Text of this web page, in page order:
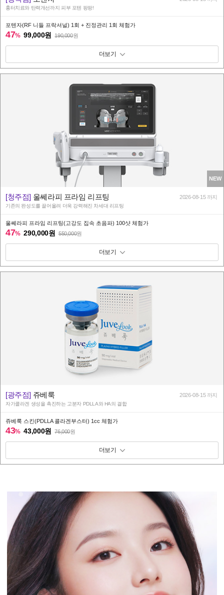
흉터치료와 탄력개선까지 피부 포텐 팡팡!
포텐자(RF 니들 프락셔널) 1회 + 진정관리 1회 체험가
47% 99,000원 190,000원
패키지 보기 토글
NEW
[청주점] 울쎄라피 프라임 리프팅 2026-08-15 까지
기존의 완성도를 끌어올려 더욱 강력해진 차세대 리프팅
울쎄라피 프라임 리프팅(고강도 집속 초음파) 100샷 체험가
47% 290,000원 550,000원
패키지 보기 토글
[광주점] 쥬베룩 2026-08-15 까지
자가콜라겐 생성을 촉진하는 고분자 PDLLA와 HA의 결합
쥬베룩 스킨(PDLLA 콜라겐부스터) 1cc 체험가
43% 43,000원 76,000원
패키지 보기 토글